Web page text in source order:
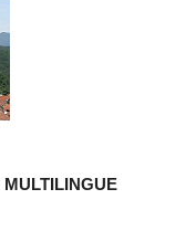
MULTILINGUE